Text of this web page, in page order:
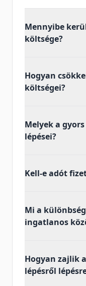
Mennyibe
költsége?
Hogyan
költségei?
Melyek a
lépései?
Kell-e adót
Mi a
ingatlanos
Hogyan zajlik
lépésről